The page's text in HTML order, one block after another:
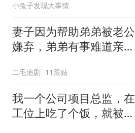
小兔子发现大事情
妻子因为帮助弟弟被老公
嫌弃，弟弟有事难道亲姐
二毛追剧 11跟贴
我一个公司项目总监，在
工位上吃了个饭，就被新